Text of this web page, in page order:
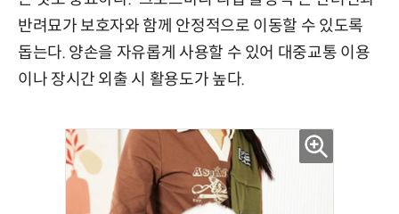
반려묘가 보호자와 함께 안정적으로 이동할 수 있도록
돕는다. 양손을 자유롭게 사용할 수 있어 대중교통 이용
이나 장시간 외출 시 활용도가 높다.